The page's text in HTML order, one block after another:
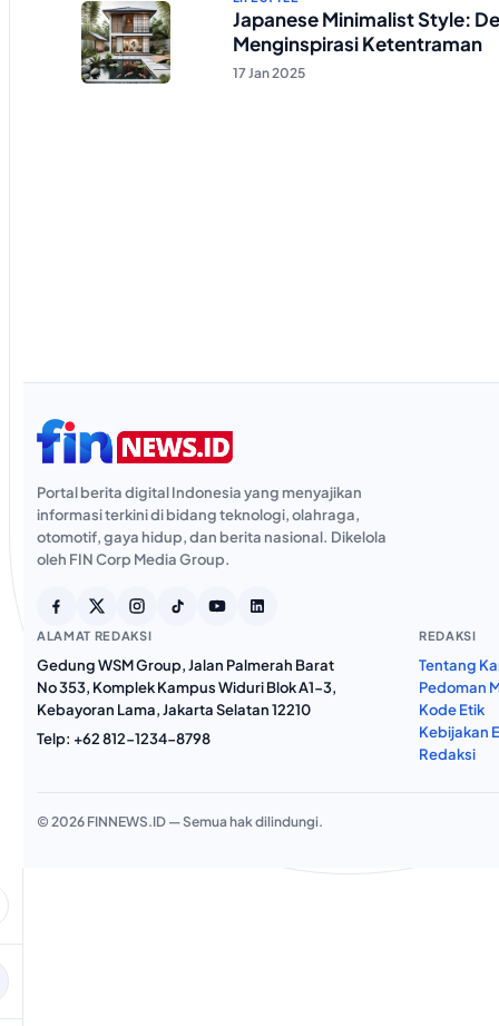
Japanese Minimalist Style:
Menginspirasi Ketentraman
17 Jan 2025
Portal berita digital Indonesia yang menyajikan
informasi terkini di bidang teknologi, olahraga,
otomotif, gaya hidup, dan berita nasional. Dikelola
oleh FIN Corp Media Group.
ALAMAT REDAKSI
Gedung WSM Group, Jalan Palmerah Barat
No 353, Komplek Kampus Widuri Blok A1-3,
Kebayoran Lama, Jakarta Selatan 12210
Telp: +62 812-1234-8798
REDAKSI
Tentang
Pedoman
Kode Etik
Kebijakan
Redaksi
© 2026 FINNEWS.ID — Semua hak dilindungi.